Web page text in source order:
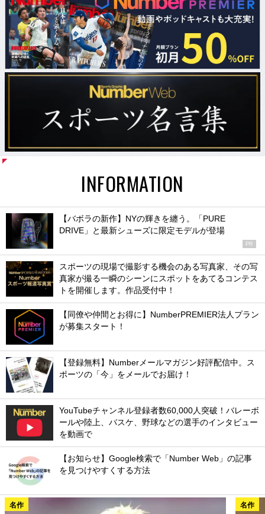
INFORMATION
【バボラの新作】NYの輝きを纏う。「PURE
DRIVE」と最新シューズに限定モデルが登場
PR
スポーツの現場で撮影する機会のある写真家、その写
真家が撮る一瞬のシーンにスポットをあてるコンテス
トを開催します。作品受付中！
【同僚や仲間とお得に】NumberPREMIER法人プラン
が募集スタート！
【登録無料】Numberメールマガジン好評配信中。ス
ポーツの「今」をメールでお届け！
YouTubeチャンネル登録者数60,000人突破！バレーボ
ールや陸上、バスケ、野球などの選手のインタビュー
を動画で
【お知らせ】Google検索で「Number Web」の記事
を見つけやすくする方法
名作 名作